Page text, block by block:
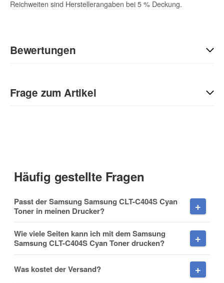
Reichweiten sind Herstellerangaben bei 5 % Deckung.
Bewertungen
Sie Anderen bei der Kaufentscheidung:
Frage zum Artikel
Nachname
Häufig gestellte Fragen
Passt der Samsung Samsung CLT-C404S Cyan
Toner in meinen Drucker?
Wie viele Seiten kann ich mit dem Samsung
Samsung CLT-C404S Cyan Toner drucken?
Was kostet der Versand?